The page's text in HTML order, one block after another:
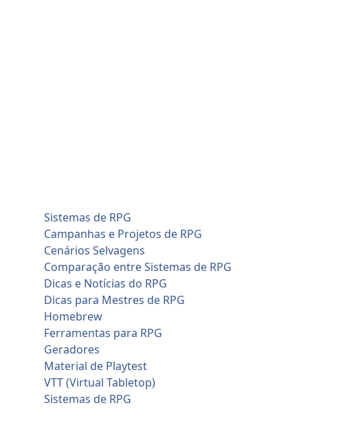
Sistemas de RPG
Campanhas e Projetos de RPG
Cenários Selvagens
Comparação entre Sistemas de RPG
Dicas e Notícias do RPG
Dicas para Mestres de RPG
Homebrew
Ferramentas para RPG
Geradores
Material de Playtest
VTT (Virtual Tabletop)
Sistemas de RPG